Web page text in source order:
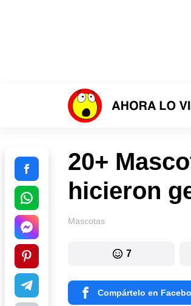
20+
hicieron
Mascotas
7
Compártelo en